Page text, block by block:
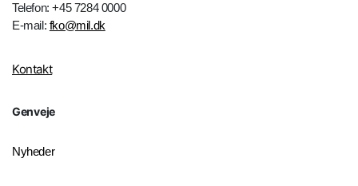
Telefon: +45 7284 0000
E-mail: fko@mil.dk
Kontakt
Genveje
Nyheder